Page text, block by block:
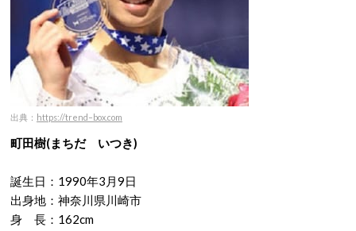
出典： https://trend–box.com
町田樹(まちだ いつき)
誕生日：1990年3月9日
出身地：神奈川県川崎市
身 長：162cm